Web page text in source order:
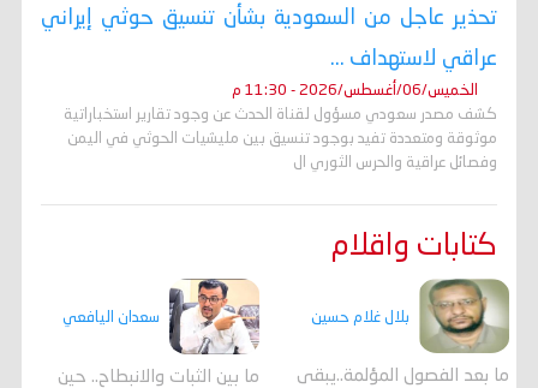
تحذير عاجل من السعودية بشأن تنسيق حوثي إيراني
عراقي لاستهداف ...
الخميس/06/أغسطس/2026 - 11:30 م
كشف مصدر سعودي مسؤول لقناة الحدث عن وجود تقارير استخباراتية
موثوقة ومتعددة تفيد بوجود تنسيق بين مليشيات الحوثي في اليمن
وفصائل عراقية والحرس الثوري ال
كتابات واقلام
بلال غلام حسين
ما بعد الفصول المؤلمة..يبقى
سعدان اليافعي
ما بين الثبات والانبطاح.. حين